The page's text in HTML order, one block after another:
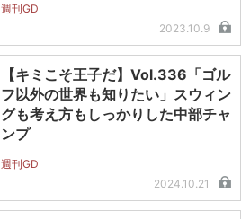
週刊GD
2023.10.9
【キミこそ王子だ】Vol.336「ゴル
フ以外の世界も知りたい」スウィン
グも考え方もしっかりした中部チャ
ンプ
週刊GD
2024.10.21